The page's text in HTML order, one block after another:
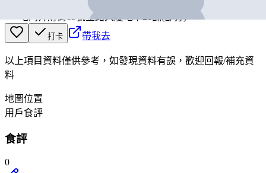
屯門井財街15號金銘大廈地下21舖(部分)
打卡 帶我去
以上項目資料僅供參考，如發現資料有誤，歡迎回報/補充資
料
地圖位置
用戶食評
食評
0